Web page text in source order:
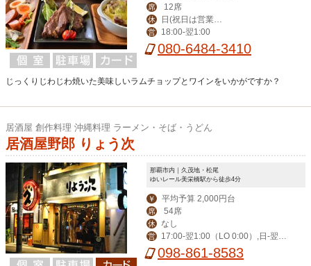
席 12席
休
月曜振替休)
営 18:00‐翌1:00
080-6484-3410
じっくりじわじわ焼いた美味しいラムチョップとワインをいかがですか？
居酒屋 創作料理 沖縄料理 ラーメン・そば・うどん
居酒屋野郎 りょう次
那覇市内｜久茂地・松尾
ゆいレール美栄橋駅から徒歩4分
￥ 平均予算 2,000円台
席 54席
休 なし
営
17:00-翌1:00（LO 0:00）,日-翌0:
30（LO 23:30）
098-861-8583